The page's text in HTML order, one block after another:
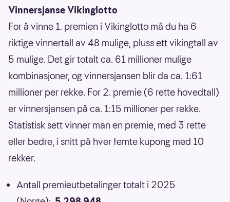
Vinnersjanse Vikinglotto
For å vinne 1. premien i Vikinglotto må du ha 6
riktige vinnertall av 48 mulige, pluss ett vikingtall av
5 mulige. Det gir totalt ca. 61 millioner mulige
kombinasjoner, og vinnersjansen blir da ca. 1:61
millioner per rekke. For 2. premie (6 rette hovedtall)
er vinnersjansen på ca. 1:15 millioner per rekke.
Statistisk sett vinner man en premie, med 3 rette
eller bedre, i snitt på hver femte kupong med 10
rekker.
Antall premieutbetalinger totalt i 2025